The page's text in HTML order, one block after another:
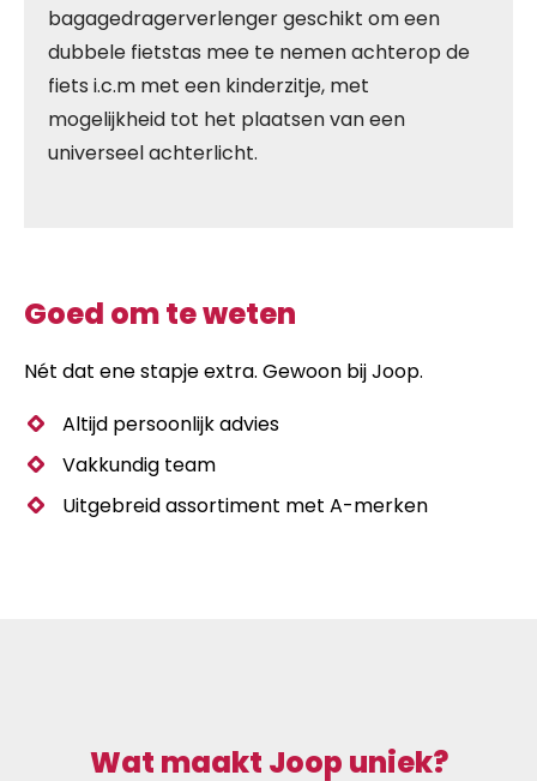
bagagedragerverlenger geschikt om een
dubbele fietstas mee te nemen achterop de
fiets i.c.m met een kinderzitje, met
mogelijkheid tot het plaatsen van een
universeel achterlicht.
Goed om te weten
Nét dat ene stapje extra. Gewoon bij Joop.
Altijd persoonlijk advies
Vakkundig team
Uitgebreid assortiment met A-merken
Wat maakt Joop uniek?